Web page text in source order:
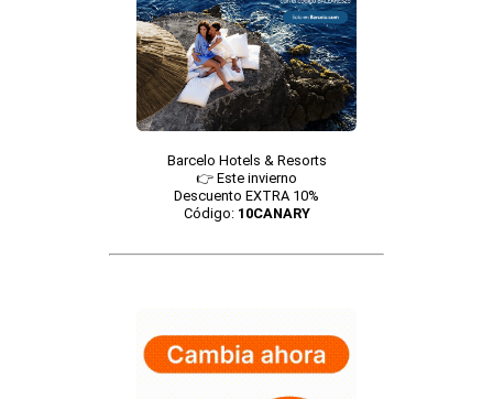
Barcelo Hotels & Resorts
👉 Este invierno
Descuento EXTRA 10%
Código: 10CANARY